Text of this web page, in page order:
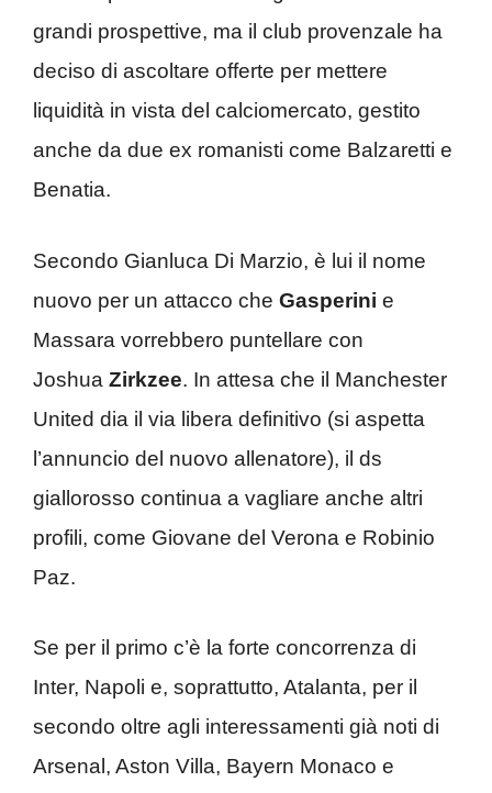
grandi prospettive, ma il club provenzale ha
deciso di ascoltare offerte per mettere
liquidità in vista del calciomercato, gestito
anche da due ex romanisti come Balzaretti e
Benatia.
Secondo Gianluca Di Marzio, è lui il nome
nuovo per un attacco che Gasperini e
Massara vorrebbero puntellare con
Joshua Zirkzee. In attesa che il Manchester
United dia il via libera definitivo (si aspetta
l’annuncio del nuovo allenatore), il ds
giallorosso continua a vagliare anche altri
profili, come Giovane del Verona e Robinio
Paz.
Se per il primo c’è la forte concorrenza di
Inter, Napoli e, soprattutto, Atalanta, per il
secondo oltre agli interessamenti già noti di
Arsenal, Aston Villa, Bayern Monaco e